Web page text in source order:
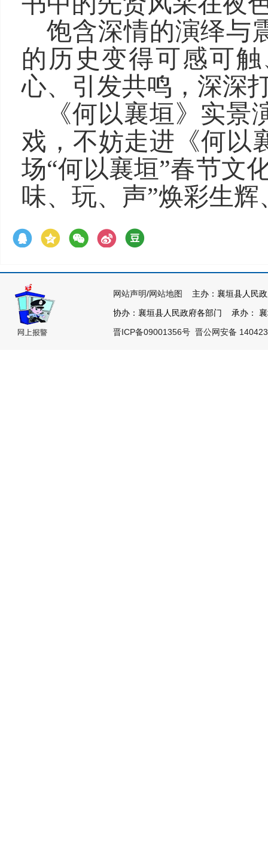
饱含深情的演绎与
的历史变得可感可
心、引发共鸣，深深
《何以襄垣》实
戏，不妨走进《何以
场“何以襄垣”春节文
味、玩、声”焕彩生
网站声明/网站地图
主办：襄垣县人民
协办：襄垣县人民政府各部门 承办：
晋ICP备09001356号 晋公网安备